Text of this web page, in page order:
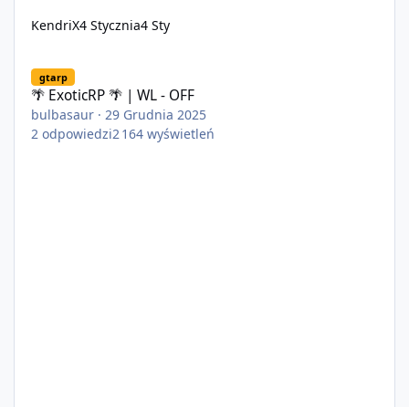
KendriX4 Stycznia4 Sty
gtarp
🌴 ExoticRP 🌴 | WL - OFF
bulbasaur ·29 Grudnia 2025
2 odpowiedzi2 164 wyświetleń